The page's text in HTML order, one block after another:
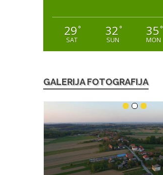
29°
SAT
32°
SUN
35°
MON
GALERIJA FOTOGRAFIJA